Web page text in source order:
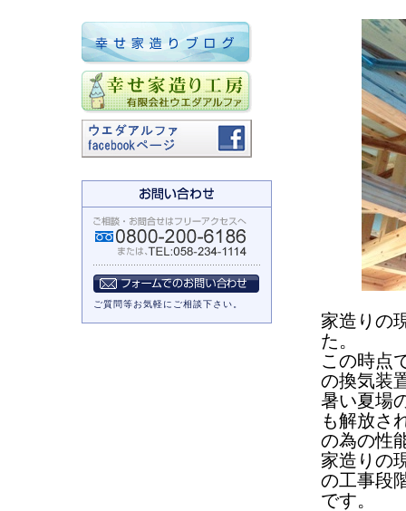
家造りの
た。
この時点
の換気装
暑い夏場
も解放さ
の為の性
家造りの
の工事段
です。
ご質問等お気軽にご相談下さい。